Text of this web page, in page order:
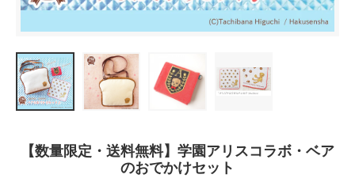
【数量限定・送料無料】学園アリスコラボ・ベア
のおでかけセット